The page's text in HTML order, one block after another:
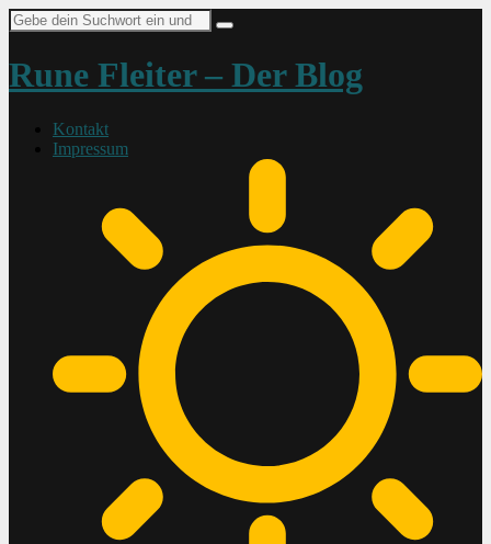
Suche
nach:
Rune Fleiter – Der Blog
Kontakt
Impressum